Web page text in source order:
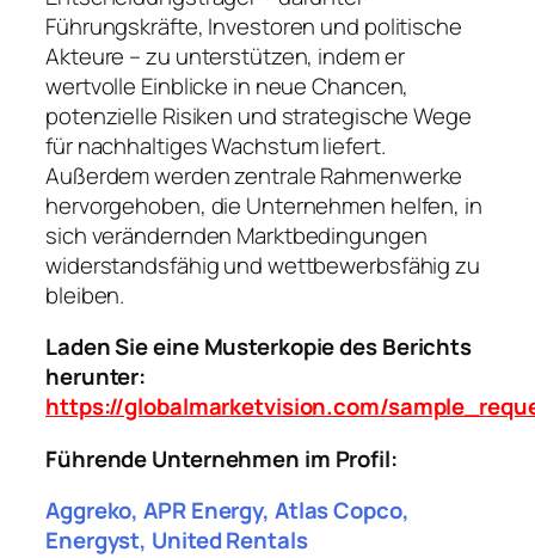
Führungskräfte, Investoren und politische
Akteure – zu unterstützen, indem er
wertvolle Einblicke in neue Chancen,
potenzielle Risiken und strategische Wege
für nachhaltiges Wachstum liefert.
Außerdem werden zentrale Rahmenwerke
hervorgehoben, die Unternehmen helfen, in
sich verändernden Marktbedingungen
widerstandsfähig und wettbewerbsfähig zu
bleiben.
Laden Sie eine Musterkopie des Berichts
herunter:
https://globalmarketvision.com/
Führende Unternehmen im Profil:
Aggreko, APR Energy, Atlas Copco,
Energyst, United Rentals